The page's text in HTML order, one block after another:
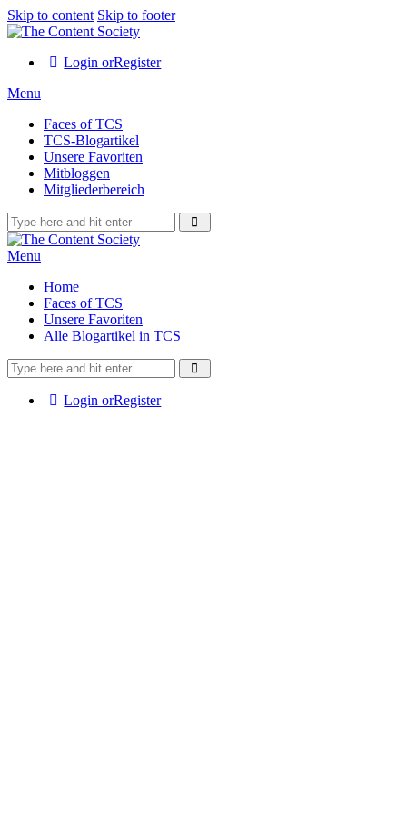
Skip to content Skip to footer
Login orRegister
Menu
Faces of TCS
TCS-Blogartikel
Unsere Favoriten
Mitbloggen
Mitgliederbereich
Menu
Home
Faces of TCS
Unsere Favoriten
Alle Blogartikel in TCS
Login orRegister